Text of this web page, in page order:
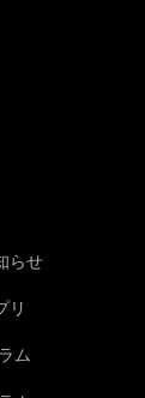
らせ
リ
ム